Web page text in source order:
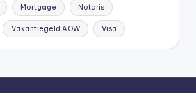
Mortgage Notaris
Vakantiegeld AOW Visa